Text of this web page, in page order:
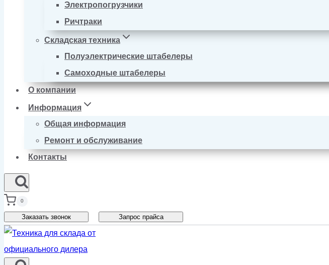
Электропогрузчики
Ричтраки
Складская техника
Полуэлектрические штабелеры
Самоходные штабелеры
О компании
Информация
Общая информация
Ремонт и обслуживание
Контакты
0
Заказать звонок Запрос прайса